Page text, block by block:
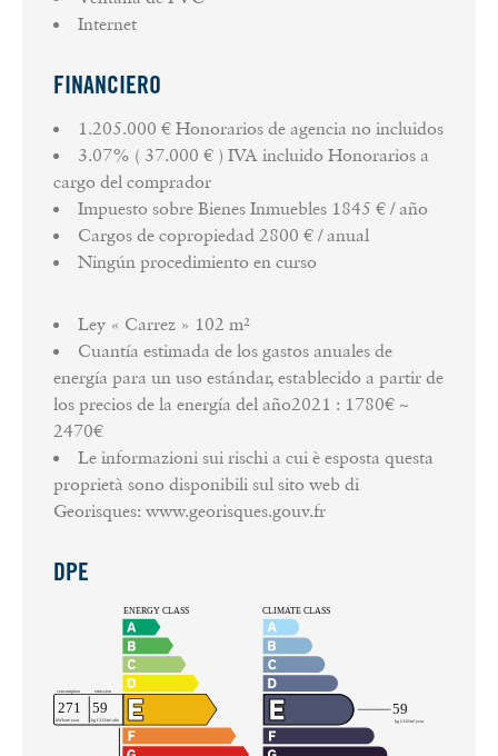
Internet
FINANCIERO
1.205.000 € Honorarios de agencia no incluidos
3.07% ( 37.000 € ) IVA incluido Honorarios a
cargo del comprador
Impuesto sobre Bienes Inmuebles 1845 € / año
Cargos de copropiedad 2800 € / anual
Ningún procedimiento en curso
Ley « Carrez » 102 m²
Cuantía estimada de los gastos anuales de
energía para un uso estándar, establecido a partir de
los precios de la energía del año2021 : 1780€ ~
2470€
Le informazioni sui rischi a cui è esposta questa
proprietà sono disponibili sul sito web di
Georisques: www.georisques.gouv.fr
DPE